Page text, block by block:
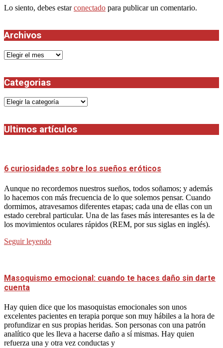
Lo siento, debes estarconectado para publicar un comentario.
Archivos
Archivos
Categorias
Categorias
Ultimos artículos
6 curiosidades sobre los sueños eróticos
Aunque no recordemos nuestros sueños, todos soñamos; y además
lo hacemos con más frecuencia de lo que solemos pensar. Cuando
dormimos, atravesamos diferentes etapas; cada una de ellas con un
estado cerebral particular. Una de las fases más interesantes es la de
los movimientos oculares rápidos (REM, por sus siglas en inglés).
Seguir leyendo
Masoquismo emocional: cuando te haces daño sin darte
cuenta
Hay quien dice que los masoquistas emocionales son unos
excelentes pacientes en terapia porque son muy hábiles a la hora de
profundizar en sus propias heridas. Son personas con una patrón
analítico que les lleva a hacerse daño a sí mismas. Hay quien
refuerza una y otra vez conductas y